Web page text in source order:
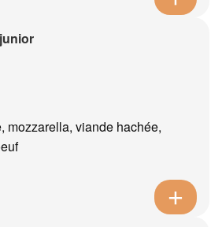
mozzarella, viande hachée,